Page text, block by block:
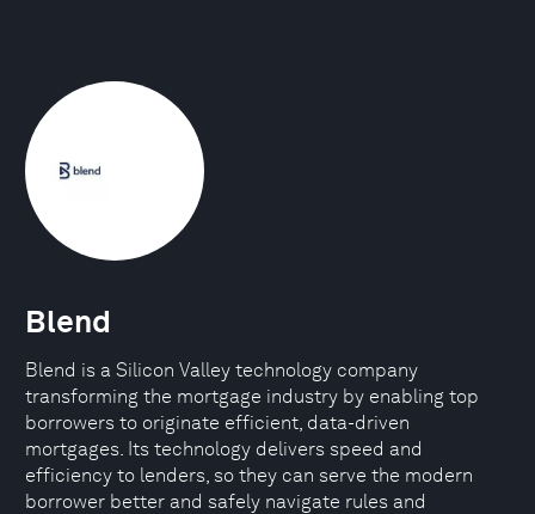
Blend
Blend is a Silicon Valley technology company
transforming the mortgage industry by enabling top
borrowers to originate efficient, data-driven
mortgages. Its technology delivers speed and
efficiency to lenders, so they can serve the modern
borrower better and safely navigate rules and